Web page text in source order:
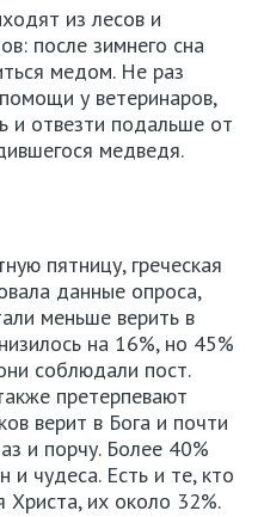
из лесов и
после зимнего сна
медом. Не раз
у ветеринаров,
и отвезти подальше от
медведя.
пятницу, греческая
данные опроса,
меньше верить в
на 16%, но 45%
соблюдали пост.
претерпевают
верит в Бога и почти
и порчу. Более 40%
и чудеса. Есть и те, кто
их около 32%.